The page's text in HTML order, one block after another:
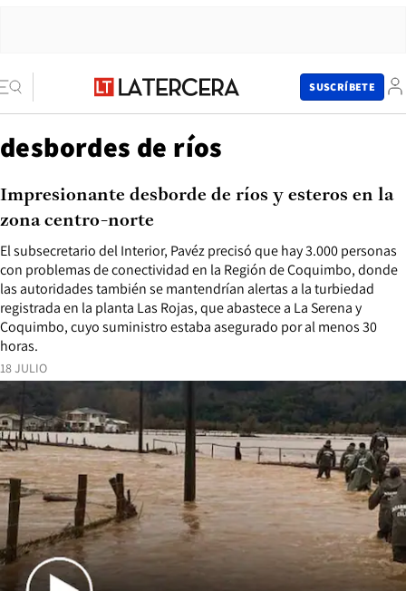
SUSCRÍBETE
desbordes de ríos
18 JULIO
El subsecretario del Interior, Pavéz precisó que hay 3.000 personas
con problemas de conectividad en la Región de Coquimbo, donde
las autoridades también se mantendrían alertas a la turbiedad
registrada en la planta Las Rojas, que abastece a La Serena y
Coquimbo, cuyo suministro estaba asegurado por al menos 30
horas.
Impresionante desborde de ríos y esteros en la
zona centro-norte